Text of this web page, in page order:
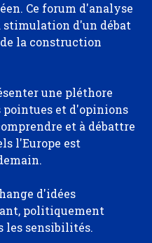
Ce forum d'analyse
stimulation d'un débat
la construction
une pléthore
et d'opinions
et à débattre
l'Europe est
d'idées
politiquement
les sensibilités.